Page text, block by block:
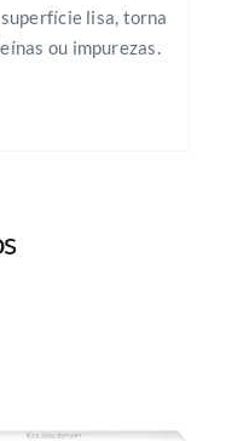
lisa, torna
ou impurezas.